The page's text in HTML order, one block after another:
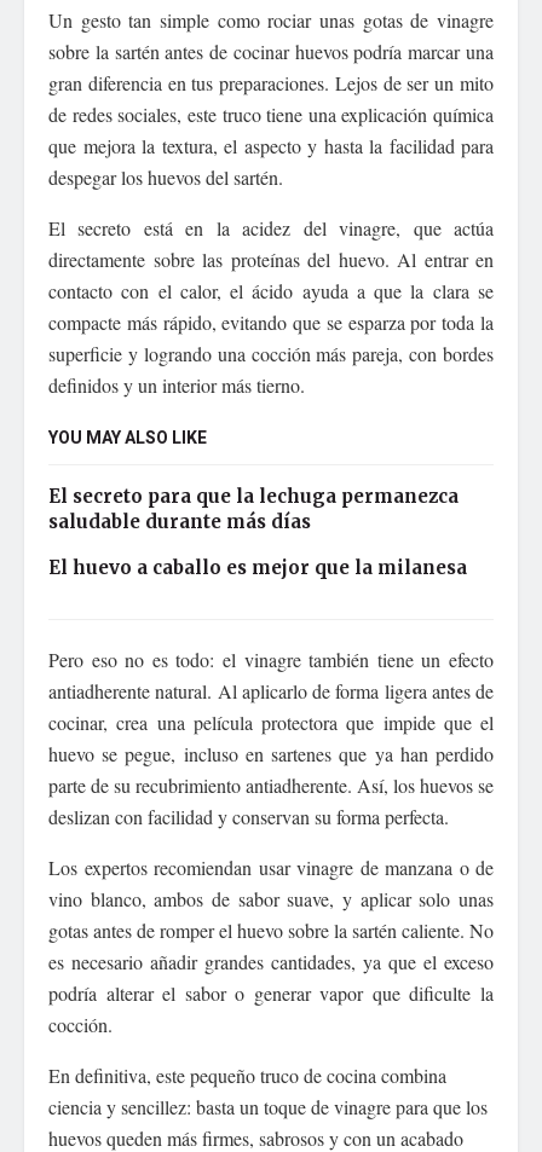
Un gesto tan simple como rociar unas gotas de vinagre
sobre la sartén antes de cocinar huevos podría marcar una
gran diferencia en tus preparaciones. Lejos de ser un mito
de redes sociales, este truco tiene una explicación química
que mejora la textura, el aspecto y hasta la facilidad para
despegar los huevos del sartén.
El secreto está en la acidez del vinagre, que actúa
directamente sobre las proteínas del huevo. Al entrar en
contacto con el calor, el ácido ayuda a que la clara se
compacte más rápido, evitando que se esparza por toda la
superficie y logrando una cocción más pareja, con bordes
definidos y un interior más tierno.
YOU MAY ALSO LIKE
El secreto para que la lechuga permanezca
saludable durante más días
El huevo a caballo es mejor que la milanesa
Pero eso no es todo: el vinagre también tiene un efecto
antiadherente natural. Al aplicarlo de forma ligera antes de
cocinar, crea una película protectora que impide que el
huevo se pegue, incluso en sartenes que ya han perdido
parte de su recubrimiento antiadherente. Así, los huevos se
deslizan con facilidad y conservan su forma perfecta.
Los expertos recomiendan usar vinagre de manzana o de
vino blanco, ambos de sabor suave, y aplicar solo unas
gotas antes de romper el huevo sobre la sartén caliente. No
es necesario añadir grandes cantidades, ya que el exceso
podría alterar el sabor o generar vapor que dificulte la
cocción.
En definitiva, este pequeño truco de cocina combina
ciencia y sencillez: basta un toque de vinagre para que los
huevos queden más firmes, sabrosos y con un acabado